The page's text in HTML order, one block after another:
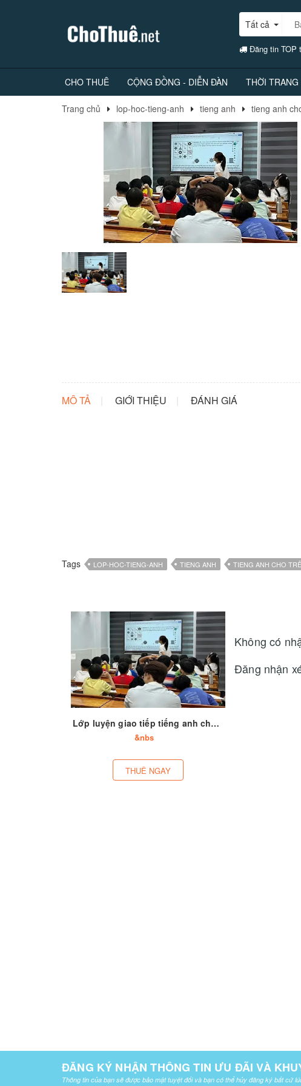
Tất cả
Đăng tin TOP
CHO THUÊ CỘNG ĐỒNG - DIỄN ĐÀN THỜI TRANG
Trang chủ lop-hoc-tieng-anh tieng anh tieng anh
MÔ TẢ GIỚI THIỆU ĐÁNH GIÁ
Tags LOP-HOC-TIENG-ANH TIENG ANH TIENG ANH CHO TRẺ
Lớp luyện giao tiếp tiếng anh cho trẻ TPHCM
&nbs
THUÊ NGAY
Không có
Đăng nhận
ĐĂNG KÝ NHẬN THÔNG TIN ƯU ĐÃI VÀ
Thông tin của bạn sẽ được bảo mật tuyệt đối và bạn có thể hủy đăng ký bất cứ